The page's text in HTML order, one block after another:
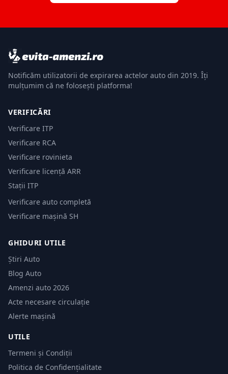
Notificăm utilizatorii de expirarea actelor auto din 2019. Îți
mulțumim că ne folosești platforma!
VERIFICĂRI
Verificare ITP
Verificare RCA
Verificare rovinieta
Verificare licență ARR
Stații ITP
Verificare auto completă
Verificare mașină SH
GHIDURI UTILE
Știri Auto
Blog Auto
Amenzi auto 2026
Acte necesare circulație
Alerte mașină
UTILE
Termeni și Condiții
Politica de Confidențialitate